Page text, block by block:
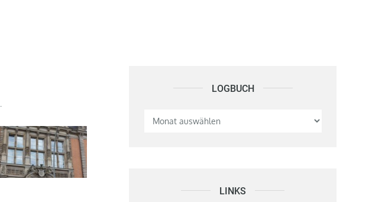
LOGBUCH Logbuch
LINKS